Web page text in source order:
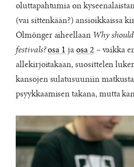
oluttapahtumia on
(vai sittenkään?) ansioikkaissa
Ölmönger aiheellaan Why
festivals?osa 1 ja osa 2 – vaikka
allekirjoitakaan, suosittelen
kansojen sulatusuuniin
psyykkaamisen takana, mutta